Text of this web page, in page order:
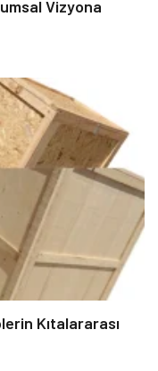
Vizyona
Kıtalararası